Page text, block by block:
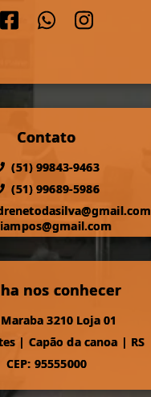
Contato
(51) 99843-9463
(51) 99689-5986
nos conhecer
3210 Loja 01
| Capão da canoa | RS
CEP: 95555000